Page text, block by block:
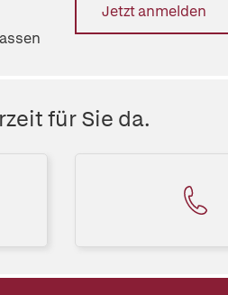
Jetzt anmelden
für Sie da.